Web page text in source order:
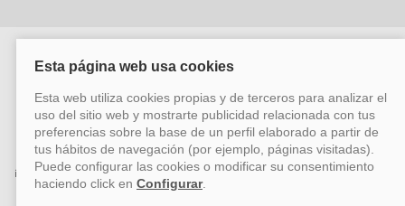
ACCION VIAJES SL ha sido beneficiaria del Fondo Europeo de Desarrollo
Regional (FEDER), cuyo objetivo es mejorar la competitividad de las pymes
mediante el impulso de la innovación, el desarrollo tecnológico, la
investigación de calidad y el uso seguro y fiable del ciberespacio. Gracias a
esta financiación, la empresa ha puesto en marcha un Plan de Acción